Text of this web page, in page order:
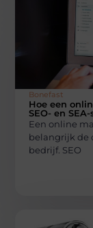
Bonefast
Hoe een
SEO- en
Een online
belangrijk de
bedrijf. SEO